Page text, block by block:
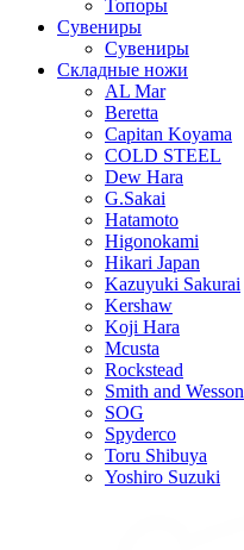
Топоры
Сувениры
Сувениры
Складные ножи
AL Mar
Beretta
Capitan Koyama
COLD STEEL
Dew Hara
G.Sakai
Hatamoto
Higonokami
Hikari Japan
Kazuyuki Sakurai
Kershaw
Koji Hara
Mcusta
Rockstead
Smith and Wesson
SOG
Spyderco
Toru Shibuya
Yoshiro Suzuki